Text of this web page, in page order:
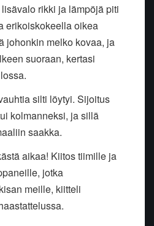
rikki ja lämpöjä piti
erikoiskokeella oikea
johonkin melko kovaa, ja
suoraan, kertasi
silti löytyi. Sijoitus
kolmanneksi, ja sillä
saakka.
aikaa! Kiitos tiimille ja
jotka
meille, kiitteli